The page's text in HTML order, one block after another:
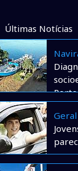
Últimas Notícias
Porto
Geral